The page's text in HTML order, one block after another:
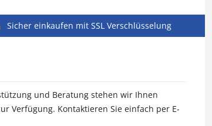
Sicher einkaufen mit SSL Verschlüsselung
und Beratung stehen wir Ihnen
Verfügung. Kontaktieren Sie einfach per E-